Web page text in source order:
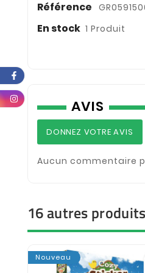
Référence
En stock 1 Produit
AVIS
DONNEZ VOTRE AVIS
Aucun commentaire
16 autres
Nouveau